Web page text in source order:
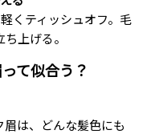
くティッシュオフ。毛
上げる。
て似合う？
は、どんな髪色にも